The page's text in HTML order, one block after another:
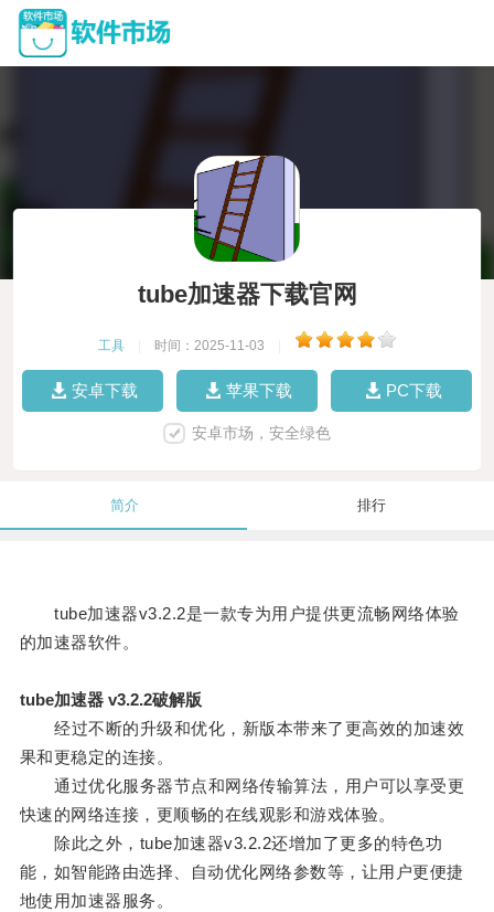
tube加速器下载官网
工具 时间：2025-11-03
安卓下载 苹果下载 PC下载
安卓市场，安全绿色
简介 排行
tube加速器v3.2.2是一款专为用户提供更流畅网络体验
的加速器软件。
tube加速器 v3.2.2破解版
经过不断的升级和优化，新版本带来了更高效的加速效
果和更稳定的连接。
通过优化服务器节点和网络传输算法，用户可以享受更
快速的网络连接，更顺畅的在线观影和游戏体验。
除此之外，tube加速器v3.2.2还增加了更多的特色功
能，如智能路由选择、自动优化网络参数等，让用户更便捷
地使用加速器服务。